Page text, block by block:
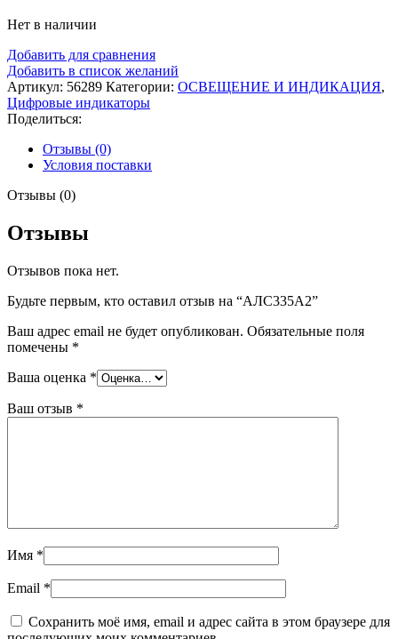
Нет в наличии
Добавить для сравнения
Добавить в список желаний
Артикул: 56289 Категории: ОСВЕЩЕНИЕ И ИНДИКАЦИЯ,
Цифровые индикаторы
Поделиться:
Отзывы (0)
Условия поставки
Отзывы (0)
Отзывы
Отзывов пока нет.
Будьте первым, кто оставил отзыв на “АЛС335А2”
Ваш адрес email не будет опубликован. Обязательные поля
помечены *
Ваша оценка *
Ваш отзыв *
Имя *
Email *
Сохранить моё имя, email и адрес сайта в этом браузере для